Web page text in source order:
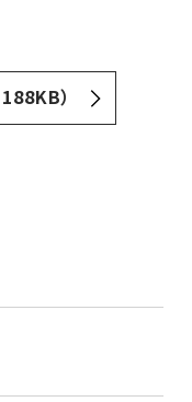
188KB）